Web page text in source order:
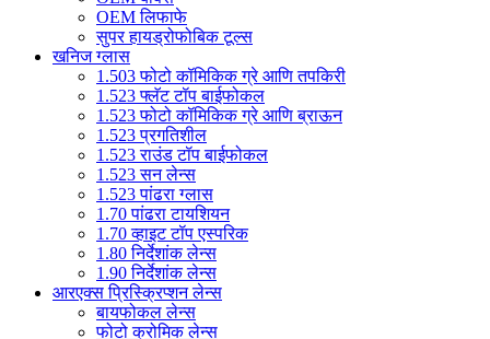
OEM लिफाफे
सुपर हायड्रोफोबिक टूल्स
खनिज ग्लास
1.503 फोटो कॉमिकिक ग्रे आणि तपकिरी
1.523 फ्लॅट टॉप बाईफोकल
1.523 फोटो कॉमिकिक ग्रे आणि ब्राऊन
1.523 प्रगतिशील
1.523 राउंड टॉप बाईफोकल
1.523 सन लेन्स
1.523 पांढरा ग्लास
1.70 पांढरा टायशियन
1.70 व्हाइट टॉप एस्परिक
1.80 निर्देशांक लेन्स
1.90 निर्देशांक लेन्स
आरएक्स प्रिस्क्रिप्शन लेन्स
बायफोकल लेन्स
फोटो क्रोमिक लेन्स